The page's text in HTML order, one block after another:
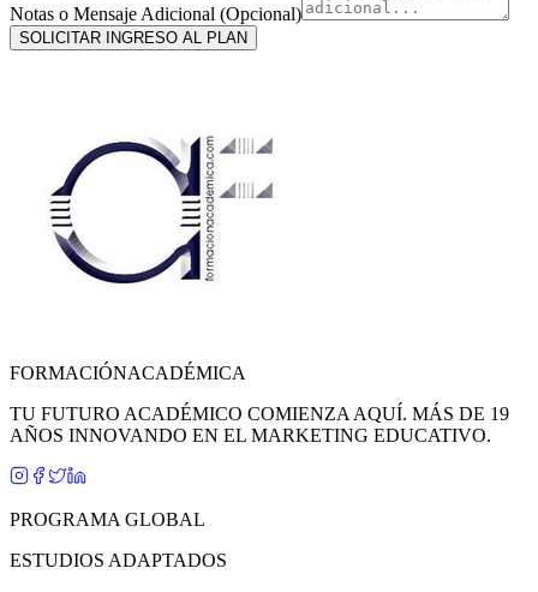
Notas o Mensaje Adicional (Opcional)
SOLICITAR INGRESO AL PLAN
FORMACIÓNACADÉMICA
TU FUTURO ACADÉMICO COMIENZA AQUÍ. MÁS DE 19
AÑOS INNOVANDO EN EL MARKETING EDUCATIVO.
PROGRAMA GLOBAL
ESTUDIOS ADAPTADOS